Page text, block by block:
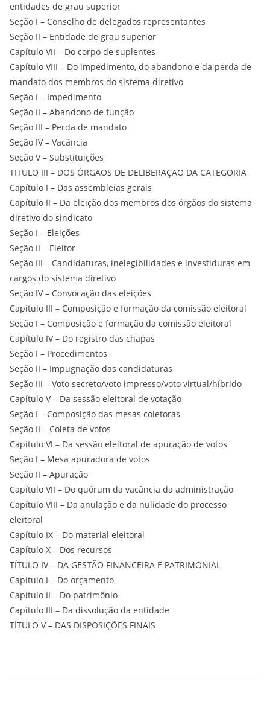
entidades de grau superior
Seção I – Conselho de delegados representantes
Seção II – Entidade de grau superior
Capítulo VII – Do corpo de suplentes
Capítulo VIII – Do impedimento, do abandono e da perda de
mandato dos membros do sistema diretivo
Seção I – Impedimento
Seção II – Abandono de função
Seção III – Perda de mandato
Seção IV – Vacância
Seção V – Substituições
TITULO III – DOS ÓRGAOS DE DELIBERAÇAO DA CATEGORIA
Capítulo I – Das assembleias gerais
Capítulo II – Da eleição dos membros dos órgãos do sistema
diretivo do sindicato
Seção I – Eleições
Seção II – Eleitor
Seção III – Candidaturas, inelegibilidades e investiduras em
cargos do sistema diretivo
Seção IV – Convocação das eleições
Capítulo III – Composição e formação da comissão eleitoral
Seção I – Composição e formação da comissão eleitoral
Capítulo IV – Do registro das chapas
Seção I – Procedimentos
Seção II – Impugnação das candidaturas
Seção III – Voto secreto/voto impresso/voto virtual/híbrido
Capítulo V – Da sessão eleitoral de votação
Seção I – Composição das mesas coletoras
Seção II – Coleta de votos
Capítulo VI – Da sessão eleitoral de apuração de votos
Seção I – Mesa apuradora de votos
Seção II – Apuração
Capítulo VII – Do quórum da vacância da administração
Capítulo VIII – Da anulação e da nulidade do processo
eleitoral
Capítulo IX – Do material eleitoral
Capítulo X – Dos recursos
TÍTULO IV – DA GESTÃO FINANCEIRA E PATRIMONIAL
Capítulo I – Do orçamento
Capítulo II – Do patrimônio
Capítulo III – Da dissolução da entidade
TÍTULO V – DAS DISPOSIÇÕES FINAIS